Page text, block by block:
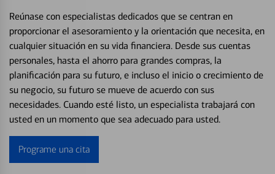
Reúnase con especialistas dedicados que se centran en
proporcionar el asesoramiento y la orientación que necesita, en
cualquier situación en su vida financiera. Desde sus cuentas
personales, hasta el ahorro para grandes compras, la
planificación para su futuro, e incluso el inicio o crecimiento de
su negocio, su futuro se mueve de acuerdo con sus
necesidades. Cuando esté listo, un especialista trabajará con
usted en un momento que sea adecuado para usted.
Programe una cita